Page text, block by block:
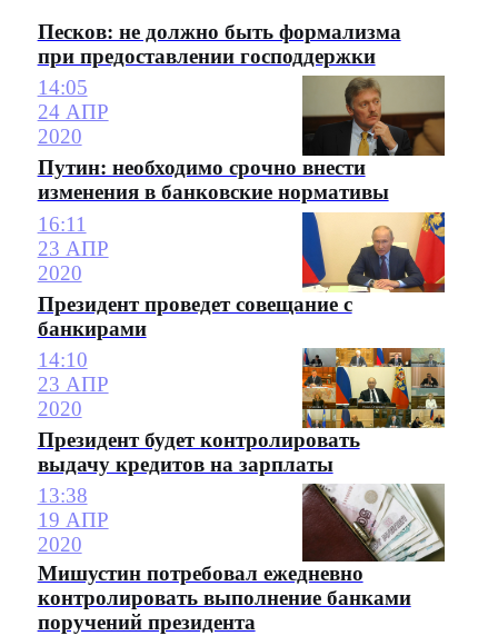
Песков: не должно быть формализма
при предоставлении господдержки
14:05
24 АПР
2020
Путин: необходимо срочно внести
изменения в банковские нормативы
16:11
23 АПР
2020
Президент проведет совещание с
банкирами
14:10
23 АПР
2020
Президент будет контролировать
выдачу кредитов на зарплаты
13:38
19 АПР
2020
Мишустин потребовал ежедневно
контролировать выполнение банками
поручений президента